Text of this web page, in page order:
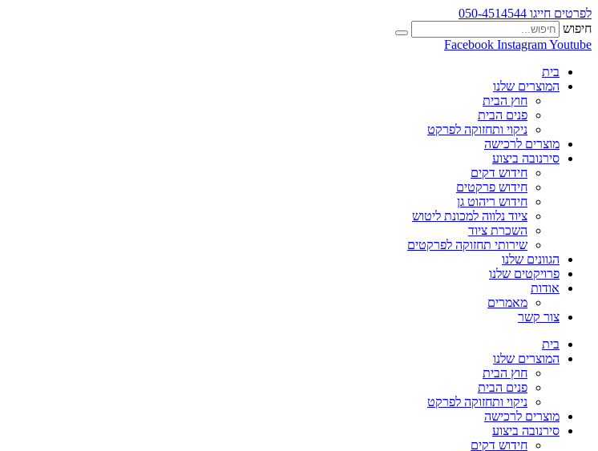
לפרטים חייגו 050-4514544
חיפוש
Facebook InstagramYoutube
בית
המוצרים שלנו
חוץ הבית
פנים הבית
ניקוי ותחזוקה לפרקט
מוצרים לרכישה
סירנובה ביצוע
חידוש דקים
חידוש פרקטים
חידוש ריהוט גן
ציוד נלווה למכונת ליטוש
השכרת ציוד
שירותי תחזוקה לפרקטים
הגוונים שלנו
פרויקטים שלנו
אודות
מאמרים
צור קשר
בית
המוצרים שלנו
חוץ הבית
פנים הבית
ניקוי ותחזוקה לפרקט
מוצרים לרכישה
סירנובה ביצוע
חידוש דקים